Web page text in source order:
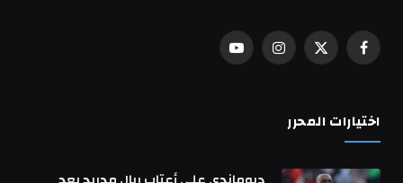
فيسبوكX
الانستغراميوتيوب
اختيارات المحرر